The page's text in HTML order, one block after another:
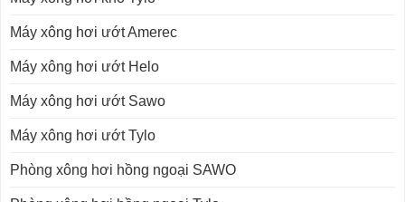
Máy xông hơi ướt Amerec
Máy xông hơi ướt Helo
Máy xông hơi ướt Sawo
Máy xông hơi ướt Tylo
Phòng xông hơi hồng ngoại SAWO